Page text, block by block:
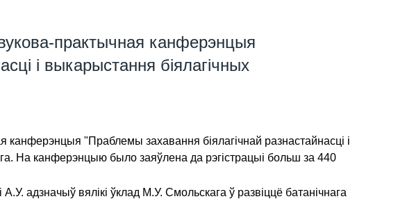
практычная канферэнцыя
і выкарыстання біялагічных
"Праблемы захавання біялагічнай разнастайнасці і
На канферэнцыю было заяўлена да рэгістрацыі больш за 440
адзначыў вялікі ўклад М.У. Смольскага ў развіццё батанічнага